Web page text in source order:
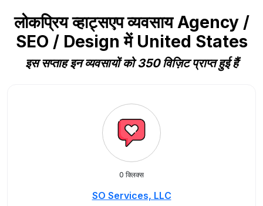
लोकप्रिय व्हाट्सएप व्यवसाय Agency /
SEO / Design में United States
इस सप्ताह इन व्यवसायों को 350 विज़िट प्राप्त हुई हैं
0 क्लिक्स
SO Services, LLC